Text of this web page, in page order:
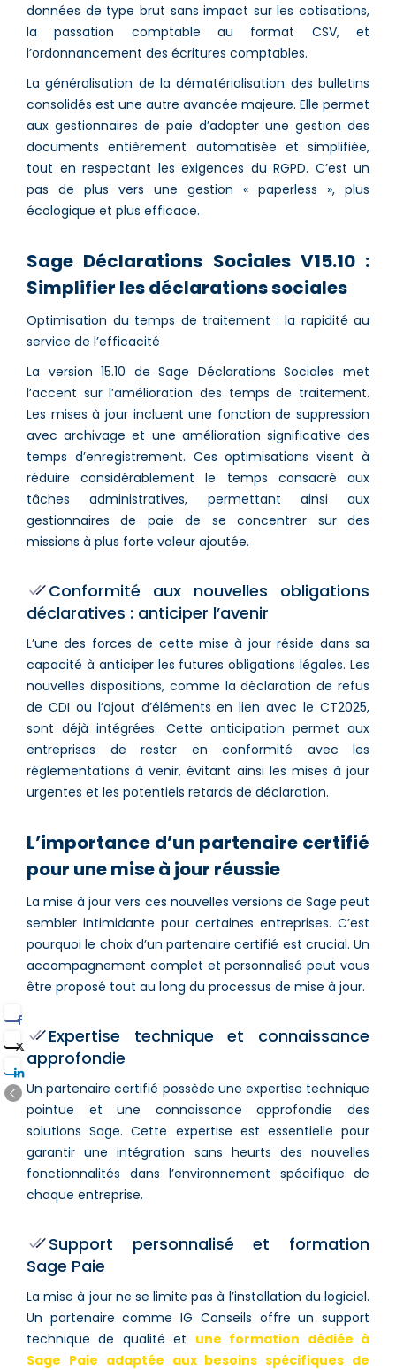
données de type brut sans impact sur les cotisations,
la passation comptable au format CSV, et
l’ordonnancement des écritures comptables.
La généralisation de la dématérialisation des bulletins
consolidés est une autre avancée majeure. Elle permet
aux gestionnaires de paie d’adopter une gestion des
documents entièrement automatisée et simplifiée,
tout en respectant les exigences du RGPD. C’est un
pas de plus vers une gestion « paperless », plus
écologique et plus efficace.
Sage Déclarations Sociales V15.10 :
Simplifier les déclarations sociales
Optimisation du temps de traitement : la rapidité au
service de l’efficacité
La version 15.10 de Sage Déclarations Sociales met
l’accent sur l’amélioration des temps de traitement.
Les mises à jour incluent une fonction de suppression
avec archivage et une amélioration significative des
temps d’enregistrement. Ces optimisations visent à
réduire considérablement le temps consacré aux
tâches administratives, permettant ainsi aux
gestionnaires de paie de se concentrer sur des
missions à plus forte valeur ajoutée.
Conformité aux nouvelles obligations
déclaratives : anticiper l’avenir
L’une des forces de cette mise à jour réside dans sa
capacité à anticiper les futures obligations légales. Les
nouvelles dispositions, comme la déclaration de refus
de CDI ou l’ajout d’éléments en lien avec le CT2025,
sont déjà intégrées. Cette anticipation permet aux
entreprises de rester en conformité avec les
réglementations à venir, évitant ainsi les mises à jour
urgentes et les potentiels retards de déclaration.
L’importance d’un partenaire certifié
pour une mise à jour réussie
La mise à jour vers ces nouvelles versions de Sage peut
sembler intimidante pour certaines entreprises. C’est
pourquoi le choix d’un partenaire certifié est crucial. Un
accompagnement complet et personnalisé peut vous
être proposé tout au long du processus de mise à jour.
Expertise technique et connaissance
approfondie
Un partenaire certifié possède une expertise technique
pointue et une connaissance approfondie des
solutions Sage. Cette expertise est essentielle pour
garantir une intégration sans heurts des nouvelles
fonctionnalités dans l’environnement spécifique de
chaque entreprise.
Support personnalisé et formation
Sage Paie
La mise à jour ne se limite pas à l’installation du logiciel.
Un partenaire comme IG Conseils offre un support
technique de qualité et une formation dédiée à
Sage Paie adaptée aux besoins spécifiques de